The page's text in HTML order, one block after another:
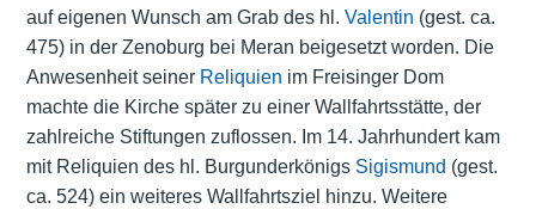
auf eigenen Wunsch am Grab des hl. Valentin (gest. ca.
475) in der Zenoburg bei Meran beigesetzt worden. Die
Anwesenheit seiner Reliquien im Freisinger Dom
machte die Kirche später zu einer Wallfahrtsstätte, der
zahlreiche Stiftungen zuflossen. Im 14. Jahrhundert kam
mit Reliquien des hl. Burgunderkönigs Sigismund (gest.
ca. 524) ein weiteres Wallfahrtsziel hinzu. Weitere